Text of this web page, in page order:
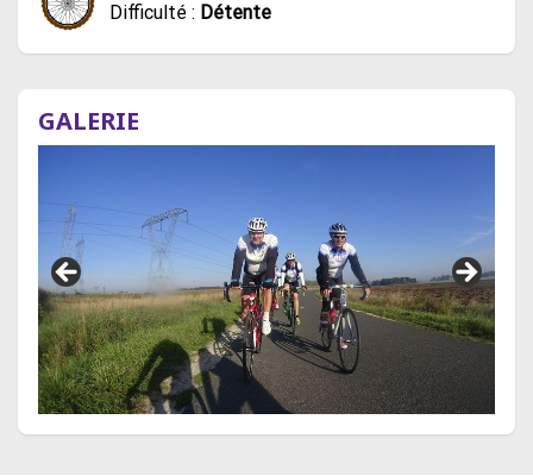
Difficulté : Détente
GALERIE